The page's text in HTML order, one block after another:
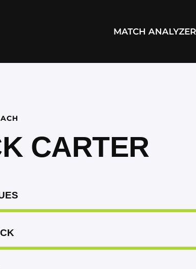
MATCH ANALYZER
CARTER